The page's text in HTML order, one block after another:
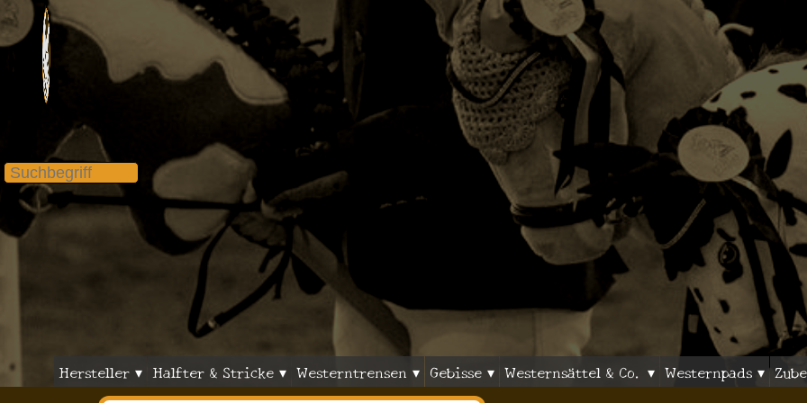
Hersteller ▾ Halfter & Stricke ▾ Westerntrensen ▾ Gebisse ▾ Westernsättel & Co. ▾ Westernpads ▾